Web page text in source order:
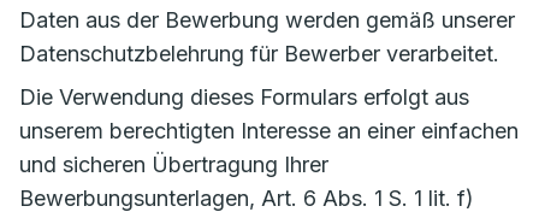
Daten aus der Bewerbung werden gemäß unserer
Datenschutzbelehrung für Bewerber verarbeitet.
Die Verwendung dieses Formulars erfolgt aus
unserem berechtigten Interesse an einer einfachen
und sicheren Übertragung Ihrer
Bewerbungsunterlagen, Art. 6 Abs. 1 S. 1 lit. f)